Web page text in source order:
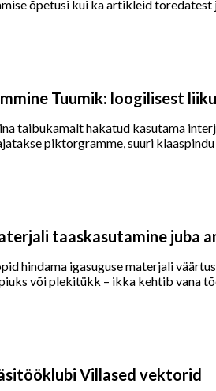
õpetusi kui ka artikleid toredatest ja
Tuumik: loogilisest
taibukamalt hakatud kasutama
piktorgramme, suuri klaaspindu
taaskasutamine juba
hindama igasuguse materjali
või plekitükk – ikka kehtib vana
Villased vektorid